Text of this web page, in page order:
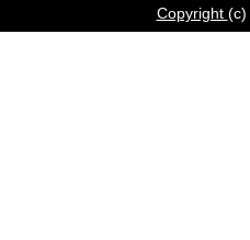
Copyright (c)